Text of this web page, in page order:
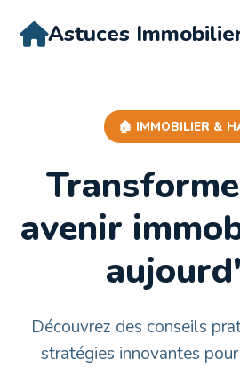
Astuces
🏠 IMMOBILIER &
avenir
Découvrez des conseils
stratégies innovantes